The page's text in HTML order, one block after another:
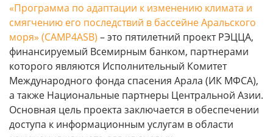
«Программа по адаптации к изменению климата и
смягчению его последствий в бассейне Аральского
моря» (CAMP4ASB) – это пятилетний проект РЭЦЦА,
финансируемый Всемирным банком, партнерами
которого являются Исполнительный Комитет
Международного фонда спасения Арала (ИК МФСА),
а также Национальные партнеры Центральной Азии.
Основная цель проекта заключается в обеспечении
доступа к информационным услугам в области